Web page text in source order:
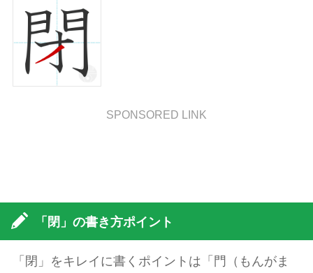
SPONSORED LINK
「閉」の書き方ポイント
「閉」をキレイに書くポイントは「門（もんがま